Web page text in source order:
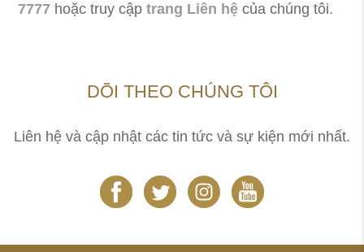
7777 hoặc truy cậptrang Liên hệ của chúng tôi.
DÕI THEO CHÚNG TÔI
Liên hệ và cập nhật các tin tức và sự kiện mới nhất.